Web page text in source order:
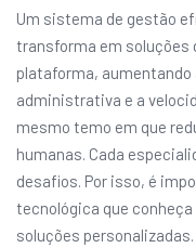
Um sistema de gestão
transforma em soluções
plataforma,
administrativa e a
mesmo temo em que
humanas. Cada
desafios. Por isso, é
tecnológica que
soluções